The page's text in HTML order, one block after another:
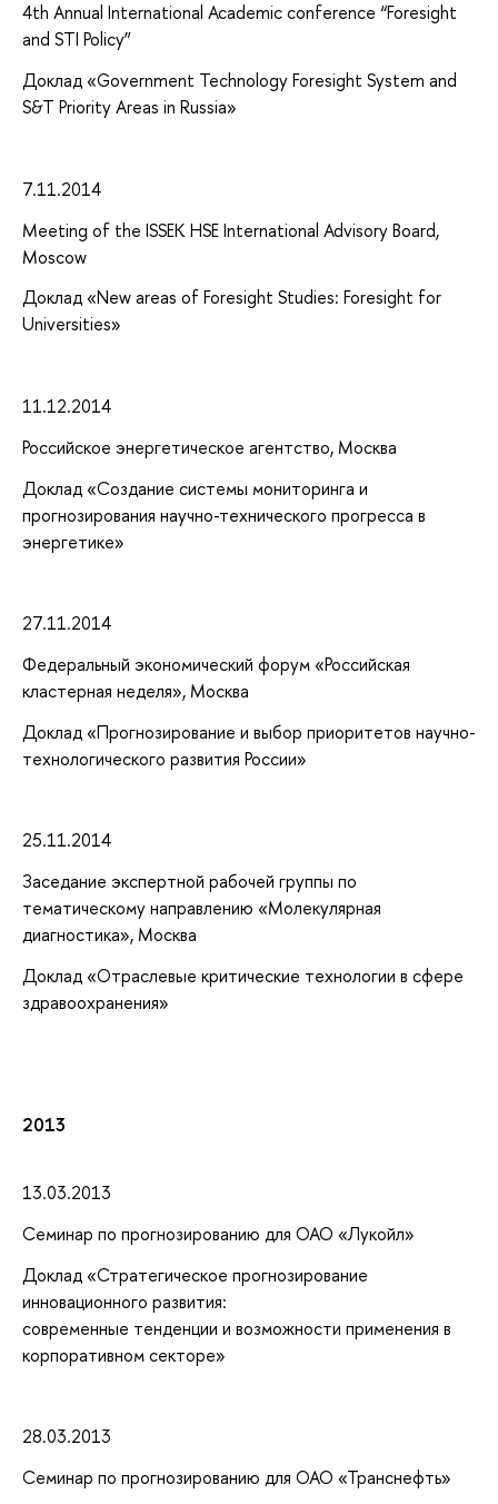
4th Annual International Academic conference “Foresight
and STI Policy”
Доклад «Government Technology Foresight System and
S&T Priority Areas in Russia»
7.11.2014
Meeting of the ISSEK HSE International Advisory Board,
Moscow
Доклад «New areas of Foresight Studies: Foresight for
Universities»
11.12.2014
Российское энергетическое агентство, Москва
Доклад «Создание системы мониторинга и
прогнозирования научно-технического прогресса в
энергетике»
27.11.2014
Федеральный экономический форум «Российская
кластерная неделя», Москва
Доклад «Прогнозирование и выбор приоритетов научно-
технологического развития России»
25.11.2014
Заседание экспертной рабочей группы по
тематическому направлению «Молекулярная
диагностика», Москва
Доклад «Отраслевые критические технологии в сфере
здравоохранения»
2013
13.03.2013
Семинар по прогнозированию для ОАО «Лукойл»
Доклад «Стратегическое прогнозирование
инновационного развития:
современные тенденции и возможности применения в
корпоративном секторе»
28.03.2013
Семинар по прогнозированию для ОАО «Транснефть»